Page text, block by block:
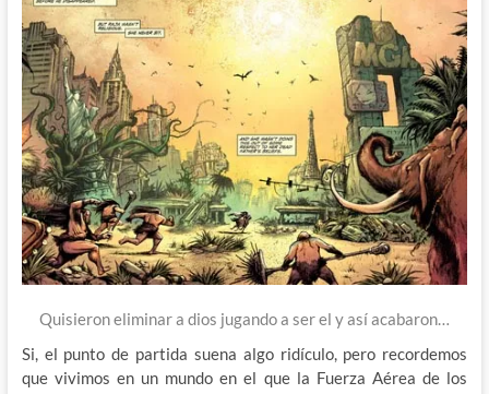
Quisieron eliminar a dios jugando a ser el y así acabaron…
Si, el punto de partida suena algo ridículo, pero recordemos
que vivimos en un mundo en el que la Fuerza Aérea de los